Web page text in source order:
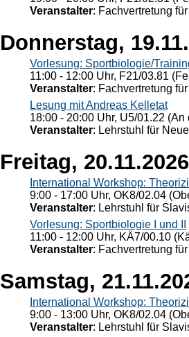
Veranstalter: Fachvertretung
Donnerstag,
Vorlesung: Sportbiologie/
11:00 - 12:00 Uhr, F21/03.81
Veranstalter: Fachvertretung
Lesung mit Andreas Kelletat
18:00 - 20:00 Uhr, U5/01.22
Veranstalter: Lehrstuhl für
Freitag, 20.11.2026
International Workshop:
9:00 - 17:00 Uhr, OK8/02.04
Veranstalter: Lehrstuhl für
Vorlesung: Sportbiologie I und II
11:00 - 12:00 Uhr, KÄ7/00.10
Veranstalter: Fachvertretung
Samstag,
International Workshop:
9:00 - 13:00 Uhr, OK8/02.04
Veranstalter: Lehrstuhl für